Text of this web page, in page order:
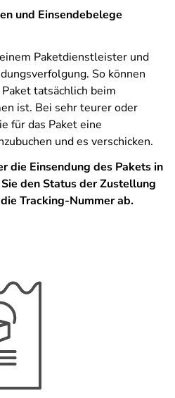
und Einsendebelege
Paketdienstleister und
So können
tatsächlich beim
ist. Bei sehr teurer oder
für das Paket eine
und es verschicken.
die Einsendung des Pakets in
den Status der Zustellung
Tracking-Nummer ab.